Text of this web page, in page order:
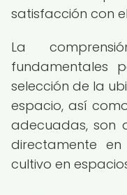
satisfacción con
La
fundamentales
selección de la
espacio, así
adecuadas, son
directamente
cultivo en